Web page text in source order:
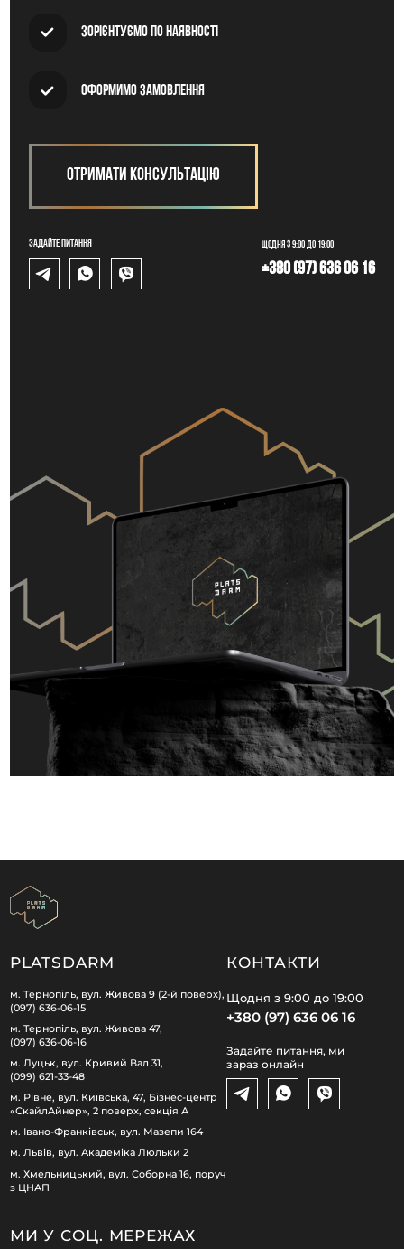
Зорієнтуємо по наявності
Оформимо замовлення
Отримати консультацію
Задайте питання Щодня з 9:00 до 19:00
+380 (97) 636 06 16
PLATSDARM
м. Тернопіль, вул. Живова 9 (2-й поверх),
(097) 636-06-15
м. Тернопіль, вул. Живова 47,
(097) 636-06-16
м. Луцьк, вул. Кривий Вал 31,
(099) 621-33-48
м. Рівне, вул. Київська, 47, Бізнес-центр
«СкайлАйнер», 2 поверх, секція А
м. Івано-Франківськ, вул. Мазепи 164
м. Львів, вул. Академіка Люльки 2
м. Хмельницький, вул. Соборна 16, поруч
з ЦНАП
КОНТАКТИ
Щодня з 9:00 до 19:00
+380 (97) 636 06 16
Задайте питання, ми
зараз онлайн
МИ У СОЦ. МЕРЕЖАХ